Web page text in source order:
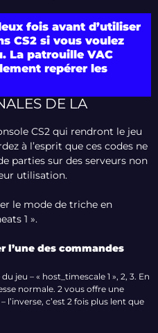
fois avant d’utiliser
CS2 si vous voulez
La patrouille VAC
repérer les
DE LA
CS2 qui rendront le jeu
à l’esprit que ces codes ne
parties sur des serveurs non
utilisation.
le mode de triche en
1 ».
l’une des commandes
jeu – « host_timescale 1 », 2, 3. En
normale. 2 vous offre une
l’inverse, c’est 2 fois plus lent que